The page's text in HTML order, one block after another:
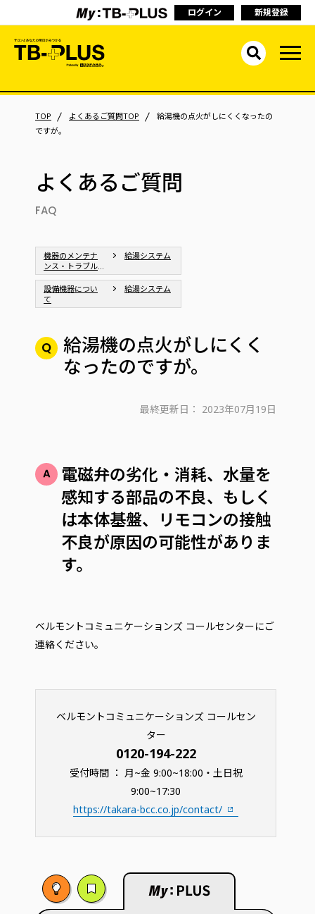
ログイン 新規登録
TOP よくあるご質問TOP
給湯機の点火がしにくくなったの
ですが。
よくあるご質問
FAQ
機器のメンテナ
ンス・トラブル
シューティング
給湯システム
設備機器につい
て
給湯システム
給湯機の点火がしにくく
なったのですが。
最終更新日： 2023年07月19日
電磁弁の劣化・消耗、水量を
感知する部品の不良、もしく
は本体基盤、リモコンの接触
不良が原因の可能性がありま
す。
ベルモントコミュニケーションズ コールセンターにご
連絡ください。
ベルモントコミュニケーションズ コールセン
ター
0120-194-222
受付時間 ： 月~金 9:00~18:00・土日祝
9:00~17:30
https://takara-bcc.co.jp/contact/